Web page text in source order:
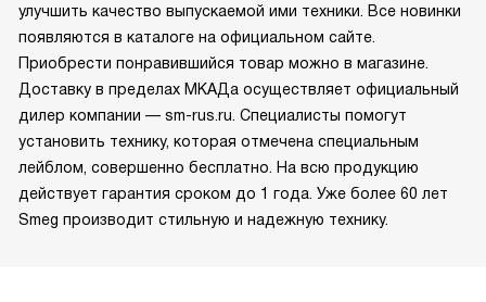
улучшить качество выпускаемой ими техники. Все новинки
появляются в каталоге на официальном сайте.
Приобрести понравившийся товар можно в магазине.
Доставку в пределах МКАДа осуществляет официальный
дилер компании — sm-rus.ru. Специалисты помогут
установить технику, которая отмечена специальным
лейблом, совершенно бесплатно. На всю продукцию
действует гарантия сроком до 1 года. Уже более 60 лет
Smeg производит стильную и надежную технику.